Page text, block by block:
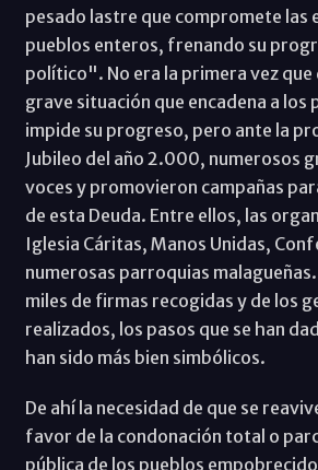
pesado lastre que compromete las
pueblos enteros, frenando su
político". No era la primera vez que
grave situación que encadena a los
impide su progreso, pero ante la
Jubileo del año 2.000, numerosos
voces y promovieron campañas
de esta Deuda. Entre ellos, las
Iglesia Cáritas, Manos Unidas,
numerosas parroquias
miles de firmas recogidas y de los
realizados, los pasos que se han
han sido más bien simbólicos.
De ahí la necesidad de que se
favor de la condonación total o
pública de los pueblos